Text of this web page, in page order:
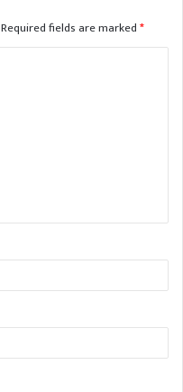
Required fields are marked*